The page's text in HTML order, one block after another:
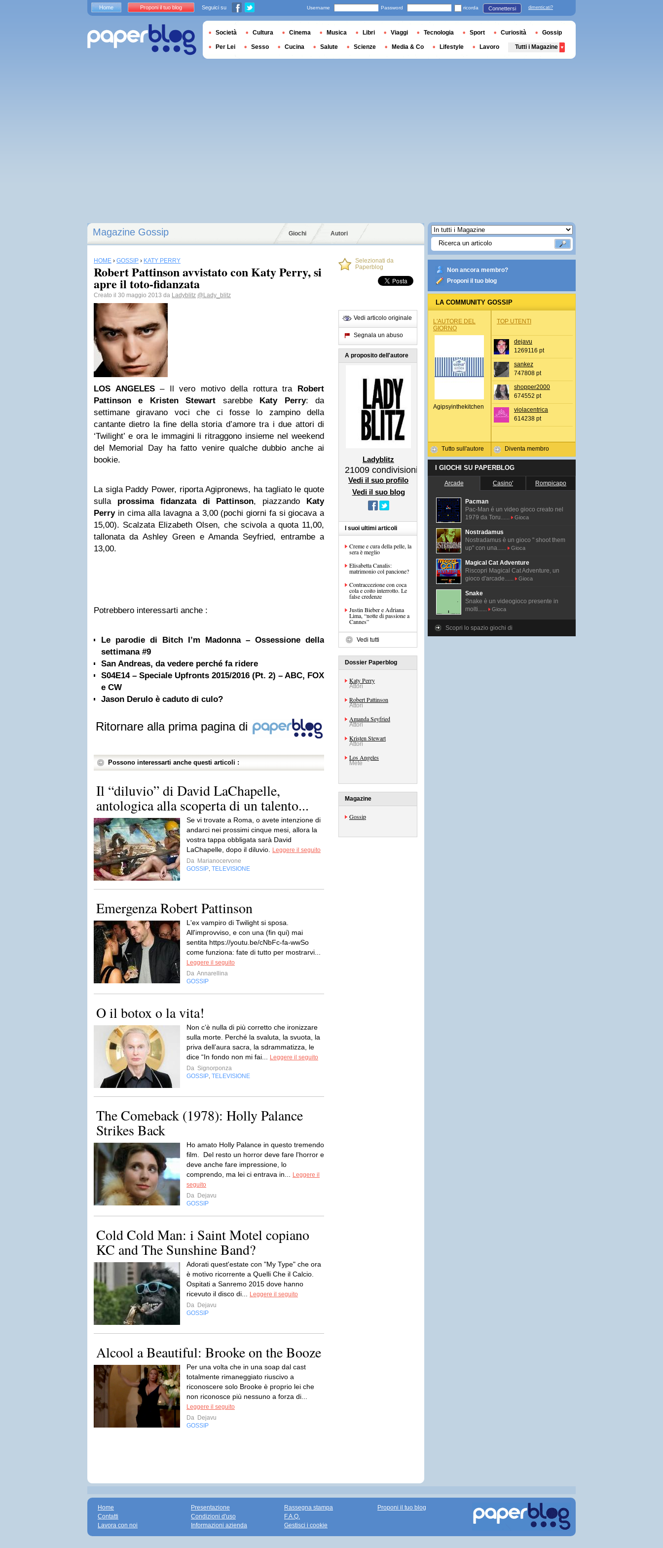
Magazine Gossip Giochi Autori
HOME › GOSSIP › KATY PERRY
Robert Pattinson avvistato con Katy Perry, si
apre il toto-fidanzata
Creato il 30 maggio 2013 da Ladyblitz @Lady_blitz
LOS ANGELES– Il vero motivo della rottura tra Robert
Pattinson e Kristen Stewart sarebbe Katy Perry: da
settimane giravano voci che ci fosse lo zampino della
cantante dietro la fine della storia d’amore tra i due attori di
‘Twilight’ e ora le immagini li ritraggono insieme nel weekend
del Memorial Day ha fatto venire qualche dubbio anche ai
bookie.
La sigla Paddy Power, riporta Agipronews, ha tagliato le quote
sullaprossima fidanzata di Pattinson, piazzando Katy
Perryin cima alla lavagna a 3,00 (pochi giorni fa si giocava a
15,00). Scalzata Elizabeth Olsen, che scivola a quota 11,00,
tallonata da Ashley Green e Amanda Seyfried, entrambe a
13,00.
Potrebbero interessarti anche :
Le parodie di Bitch I’m Madonna – Ossessione della
settimana #9
San Andreas, da vedere perché fa ridere
S04E14 – Speciale Upfronts 2015/2016 (Pt. 2) – ABC, FOX
e CW
Jason Derulo è caduto di culo?
Ritornare alla prima pagina di
Possono interessarti anche questi articoli :
Il “diluvio” di David LaChapelle,
antologica alla scoperta di un talento...
Se vi trovate a Roma, o avete intenzione di
andarci nei prossimi cinque mesi, allora la
vostra tappa obbligata sarà David
LaChapelle, dopo il diluvio.
Leggere il seguito
Da Marianocervone
GOSSIP TELEVISIONE
Emergenza Robert Pattinson
L'ex vampiro di Twilight si sposa.
All'improvviso, e con una (fin qui) mai
sentita https://youtu.be/cNbFc-fa-wwSo
come funziona: fate di tutto per mostrarvi...
Leggere il seguito
Da Annarellina
GOSSIP
O il botox o la vita!
Non c’è nulla di più corretto che ironizzare
sulla morte. Perché la svaluta, la svuota, la
priva dell’aura sacra, la sdrammatizza, le
dice “In fondo non mi fai...
Leggere il seguito
Da Signorponza
GOSSIP TELEVISIONE
The Comeback (1978): Holly Palance
Strikes Back
Ho amato Holly Palance in questo tremendo
film. Del resto un horror deve fare l'horror e
deve anche fare impressione, lo
comprendo, ma lei ci entrava in...
Leggere il
seguito
Da Dejavu
GOSSIP
Cold Cold Man: i Saint Motel copiano
KC and The Sunshine Band?
Adorati quest'estate con "My Type" che ora
è motivo ricorrente a Quelli Che il Calcio.
Ospitati a Sanremo 2015 dove hanno
ricevuto il disco di...
Leggere il seguito
Da Dejavu
GOSSIP
Alcool a Beautiful: Brooke on the Booze
Per una volta che in una soap dal cast
totalmente rimaneggiato riuscivo a
riconoscere solo Brooke è proprio lei che
non riconosce più nessuno a forza di...
Leggere il seguito
Da Dejavu
GOSSIP
Selezionati da
Paperblog
Vedi articolo originale
Segnala un abuso
A proposito dell'autore
Ladyblitz
21009 condivisioni
Vedi il suo profilo
Vedi il suo blog
I suoi ultimi articoli
Creme e cura della pelle, la
sera è meglio
Elisabetta Canalis:
matrimonio col pancione?
Contraccezione con coca
cola e coito interrotto. Le
false credenze
Justin Bieber e Adriana
Lima, “notte di passione a
Cannes”
Vedi tutti
Dossier Paperblog
Katy Perry
Attori
Robert Pattinson
Attori
Amanda Seyfried
Attori
Kristen Stewart
Attori
Los Angeles
Mete
Magazine
Gossip
Non ancora membro?
Proponi il tuo blog
LA COMMUNITY GOSSIP
L'AUTORE DEL
GIORNO
Agipsyinthekitchen
Tutto sull'autore
TOP UTENTI
dejavu
1269116 pt
sankez
747808 pt
shopper2000
674552 pt
violacentrica
614238 pt
Diventa membro
I GIOCHI SU PAPERBLOG
Arcade Casino' Rompicapo
Pacman
Pac-Man é un video gioco creato nel
1979 da Toru......
Gioca
Nostradamus
Nostradamus è un gioco " shoot them
up" con una......
Gioca
Magical Cat Adventure
Riscopri Magical Cat Adventure, un
gioco d'arcade......
Gioca
Snake
Snake è un videogioco presente in
molti......
Gioca
Scopri lo spazio giochi di
Home Proponi il tuo blog Seguici su Username Password ricorda Connettersi dimenticati?
Società Cultura Cinema Musica Libri Viaggi Tecnologia Sport Curiosità Gossip
Per Lei Sesso Cucina Salute Scienze Media & Co Lifestyle Lavoro Tutti i Magazine
Home
Contatti
Lavora con noi
Presentazione
Condizioni d'uso
Informazioni azienda
Rassegna stampa
F.A.Q.
Gestisci i cookie
Proponi il tuo blog